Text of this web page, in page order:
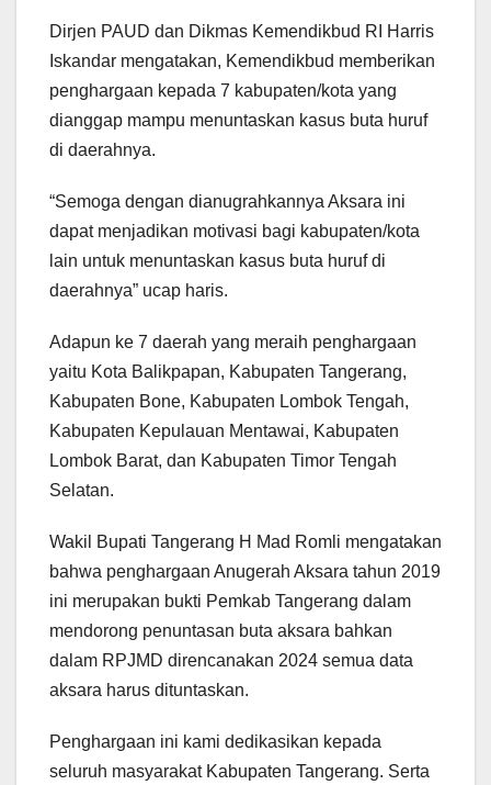
Dirjen PAUD dan Dikmas Kemendikbud RI Harris
Iskandar mengatakan, Kemendikbud memberikan
penghargaan kepada 7 kabupaten/kota yang
dianggap mampu menuntaskan kasus buta huruf
di daerahnya.
“Semoga dengan dianugrahkannya Aksara ini
dapat menjadikan motivasi bagi kabupaten/kota
lain untuk menuntaskan kasus buta huruf di
daerahnya” ucap haris.
Adapun ke 7 daerah yang meraih penghargaan
yaitu Kota Balikpapan, Kabupaten Tangerang,
Kabupaten Bone, Kabupaten Lombok Tengah,
Kabupaten Kepulauan Mentawai, Kabupaten
Lombok Barat, dan Kabupaten Timor Tengah
Selatan.
Wakil Bupati Tangerang H Mad Romli mengatakan
bahwa penghargaan Anugerah Aksara tahun 2019
ini merupakan bukti Pemkab Tangerang dalam
mendorong penuntasan buta aksara bahkan
dalam RPJMD direncanakan 2024 semua data
aksara harus dituntaskan.
Penghargaan ini kami dedikasikan kepada
seluruh masyarakat Kabupaten Tangerang. Serta